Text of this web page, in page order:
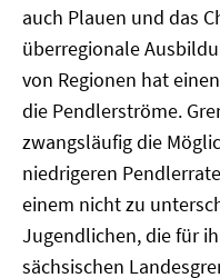
auch Plauen und das
überregionale
von Regionen hat
die Pendlerströme.
zwangsläufig die
niedrigeren
einem nicht zu
Jugendlichen, die für
sächsischen